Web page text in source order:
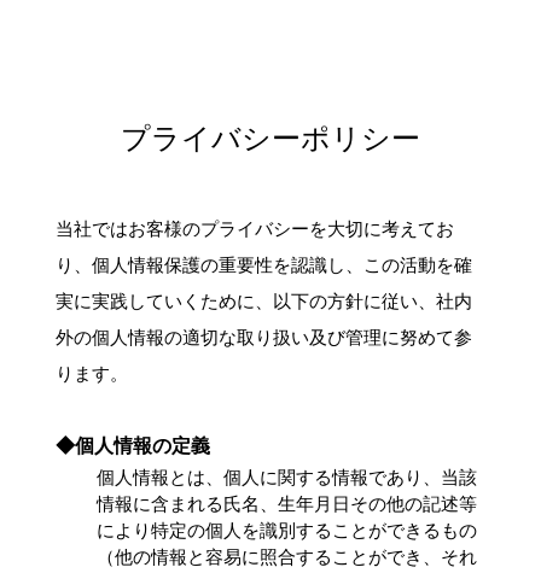
プライバシーポリシー
当社ではお客様のプライバシーを大切に考えてお
り、個人情報保護の重要性を認識し、この活動を確
実に実践していくために、以下の方針に従い、社内
外の個人情報の適切な取り扱い及び管理に努めて参
ります。
◆個人情報の定義
個人情報とは、個人に関する情報であり、当該
情報に含まれる氏名、生年月日その他の記述等
により特定の個人を識別することができるもの
（他の情報と容易に照合することができ、それ